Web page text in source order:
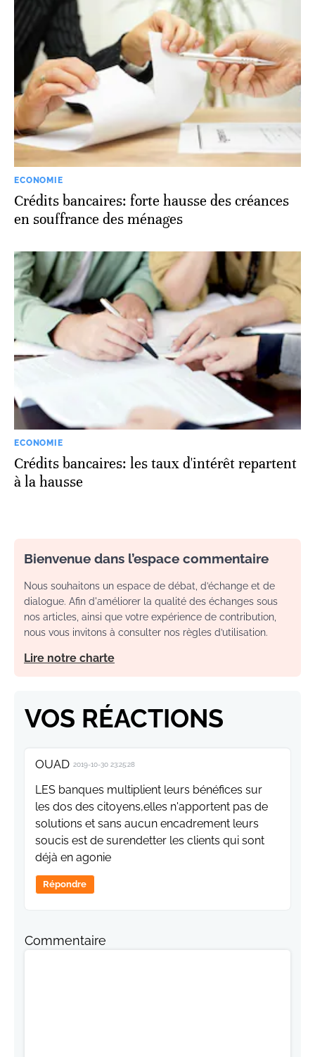
ECONOMIE
Crédits bancaires: forte hausse des créances
en souffrance des ménages
ECONOMIE
Crédits bancaires: les taux d'intérêt repartent
à la hausse
Bienvenue dans l’espace commentaire
Nous souhaitons un espace de débat, d’échange et de
dialogue. Afin d'améliorer la qualité des échanges sous
nos articles, ainsi que votre expérience de contribution,
nous vous invitons à consulter nos règles d’utilisation.
Lire notre charte
VOS RÉACTIONS
OUAD 2019-10-30 23:25:28
LES banques multiplient leurs bénéfices sur
les dos des citoyens,elles n'apportent pas de
solutions et sans aucun encadrement leurs
soucis est de surendetter les clients qui sont
déjà en agonie
Répondre
Commentaire